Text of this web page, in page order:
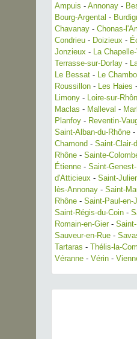
Ampuis - Annonay -
Bourg-Argental -
Chavanay - Chonas-
Condrieu - Doizieux -
Jonzieux - La
Terrasse-sur-Dorlay -
Le Bessat - Le
Roussillon - Les Haies -
Limony - Loire-sur-
Maclas - Malleval -
Planfoy - Reventin-
Saint-Alban-du-Rhône -
Chamond - Saint-Clair-
Rhône - Sainte-
Étienne - Saint-
d'Atticieux - Saint-
lès-Annonay - Saint-
Rhône - Saint-Paul-en-
Saint-Régis-du-Coin -
Romain-en-Gier-
Sauveur-en-Rue -
Tartaras - Thélis-la-
Véranne - Vérin -